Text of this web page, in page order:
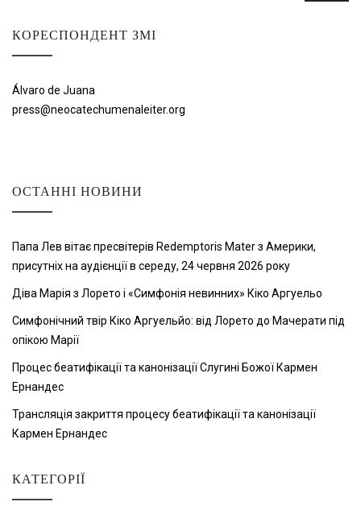
КОРЕСПОНДЕНТ ЗМІ
Álvaro de Juana
press@neocatechumenaleiter.org
ОСТАННІ НОВИНИ
Папа Лев вітає пресвітерів Redemptoris Mater з Америки,
присутніх на аудієнції в середу, 24 червня 2026 року
Діва Марія з Лорето і «Симфонія невинних» Кіко Аргуельо
Симфонічний твір Кіко Аргуельйо: від Лорето до Мачерати під
опікою Марії
Процес беатифікації та канонізації Слугині Божої Кармен
Ернандес
Трансляція закриття процесу беатифікації та канонізації
Кармен Ернандес
КАТЕГОРІЇ